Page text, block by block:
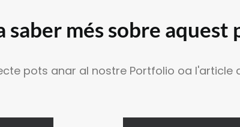
saber més sobre aquest
pots anar al nostre Portfolio oa l'article